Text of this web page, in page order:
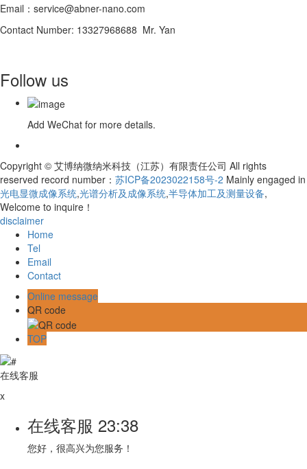
Email：service@abner-nano.com
Contact Number: 13327968688 Mr. Yan
Follow us
Add WeChat for more details.
Copyright © 艾博纳微纳米科技（江苏）有限责任公司 All rights
reserved record number： 苏ICP备2023022158号-2 Mainly engaged in
光电显微成像系统,光谱分析及成像系统,半导体加工及测量设备,
Welcome to inquire！
disclaimer
Home
Tel
Email
Contact
Online message
QR code
TOP
在线客服
x
在线客服 23:38
您好，很高兴为您服务！